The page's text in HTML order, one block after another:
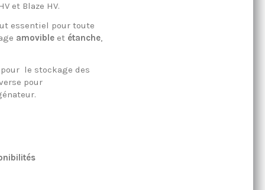
et Blaze HV.
essentiel pour toute
amovibleet étanche,
le stockage des
pour